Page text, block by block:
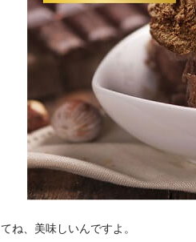
ね、美味しいんですよ。